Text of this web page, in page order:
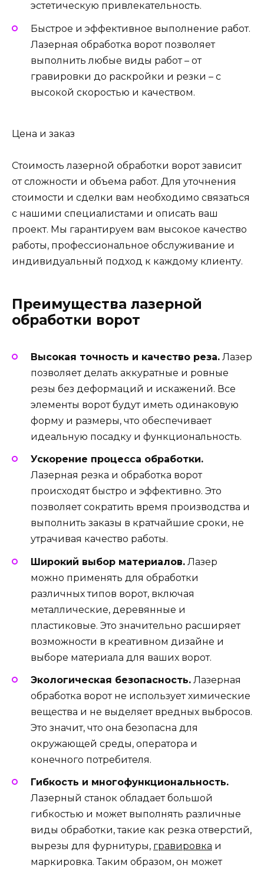
эстетическую привлекательность.
Быстрое и эффективное выполнение работ.
Лазерная обработка ворот позволяет
выполнить любые виды работ – от
гравировки до раскройки и резки – с
высокой скоростью и качеством.
Цена и заказ
Стоимость лазерной обработки ворот зависит
от сложности и объема работ. Для уточнения
стоимости и сделки вам необходимо связаться
с нашими специалистами и описать ваш
проект. Мы гарантируем вам высокое качество
работы, профессиональное обслуживание и
индивидуальный подход к каждому клиенту.
Преимущества лазерной
обработки ворот
Высокая точность и качество реза. Лазер
позволяет делать аккуратные и ровные
резы без деформаций и искажений. Все
элементы ворот будут иметь одинаковую
форму и размеры, что обеспечивает
идеальную посадку и функциональность.
Ускорение процесса обработки.
Лазерная резка и обработка ворот
происходят быстро и эффективно. Это
позволяет сократить время производства и
выполнить заказы в кратчайшие сроки, не
утрачивая качество работы.
Широкий выбор материалов. Лазер
можно применять для обработки
различных типов ворот, включая
металлические, деревянные и
пластиковые. Это значительно расширяет
возможности в креативном дизайне и
выборе материала для ваших ворот.
Экологическая безопасность. Лазерная
обработка ворот не использует химические
вещества и не выделяет вредных выбросов.
Это значит, что она безопасна для
окружающей среды, оператора и
конечного потребителя.
Гибкость и многофункциональность.
Лазерный станок обладает большой
гибкостью и может выполнять различные
виды обработки, такие как резка отверстий,
вырезы для фурнитуры, гравировка и
маркировка. Таким образом, он может